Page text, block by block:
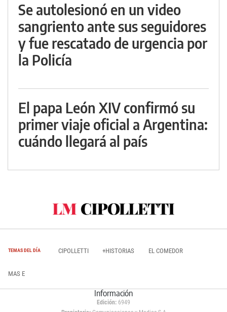
Se autolesionó en un video
sangriento ante sus seguidores
y fue rescatado de urgencia por
la Policía
El papa León XIV confirmó su
primer viaje oficial a Argentina:
cuándo llegará al país
TEMAS DEL DÍA CIPOLLETTI +HISTORIAS EL COMEDOR
MAS E
Información
Edición: 6949